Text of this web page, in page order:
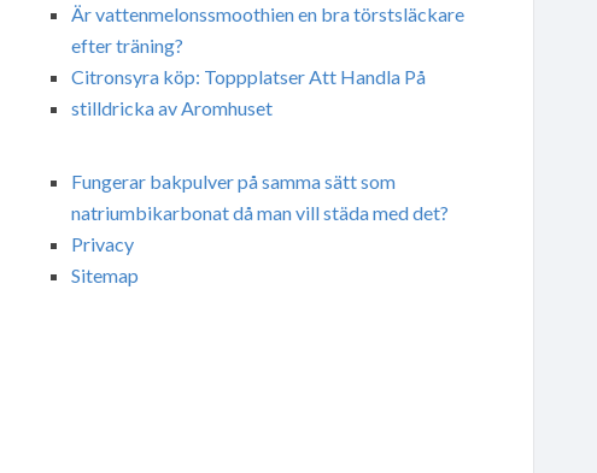
Är vattenmelonssmoothien en bra törstsläckare
efter träning?
Citronsyra köp: Toppplatser Att Handla På
stilldricka av Aromhuset
Fungerar bakpulver på samma sätt som
natriumbikarbonat då man vill städa med det?
Privacy
Sitemap